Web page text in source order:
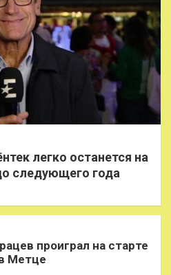
легко останется на
следующего года
проиграл на старте
Метце